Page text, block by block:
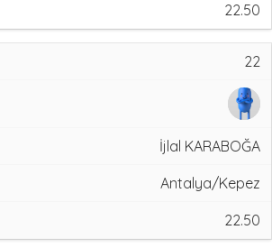
22.50
22
İjlal KARABOĞA
Antalya/Kepez
22.50